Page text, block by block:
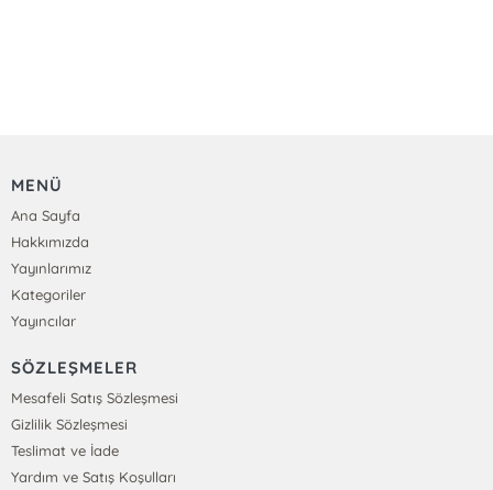
MENÜ
Ana Sayfa
Hakkımızda
Yayınlarımız
Kategoriler
Yayıncılar
SÖZLEŞMELER
Mesafeli Satış Sözleşmesi
Gizlilik Sözleşmesi
Teslimat ve İade
Yardım ve Satış Koşulları